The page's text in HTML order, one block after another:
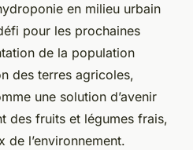
en milieu urbain
pour les prochaines
de la population
des terres agricoles,
une solution d’avenir
des fruits et légumes frais,
de l’environnement.